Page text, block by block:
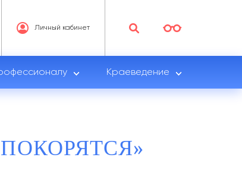
Личный кабинет
Краеведение